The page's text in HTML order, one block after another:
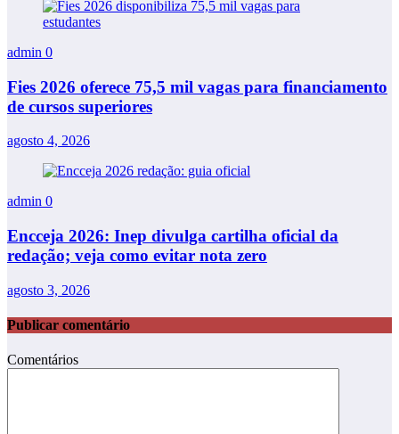
admin 0
Fies 2026 oferece 75,5 mil vagas para financiamento
de cursos superiores
agosto 4, 2026
admin 0
Encceja 2026: Inep divulga cartilha oficial da
redação; veja como evitar nota zero
agosto 3, 2026
Publicar comentário
Comentários